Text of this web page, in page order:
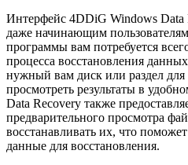
Интерфейс 4DDiG Windows Data
даже начинающим
программы вам потребуется
процесса восстановления
нужный вам диск или раздел для
просмотреть результаты в
Data Recovery также
предварительного просмотра
восстанавливать их, что
данные для восстановления.